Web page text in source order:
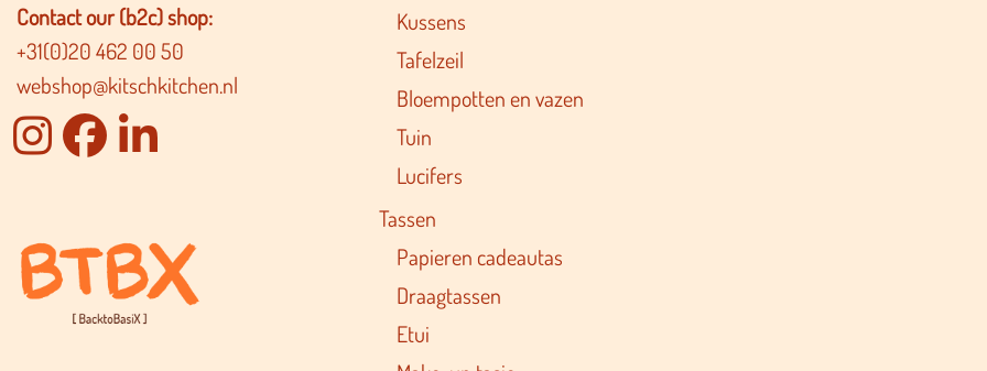
Contact our (b2c) shop:
+31(0)20 462 00 50
webshop@kitschkitchen.nl
Kussens
Tafelzeil
Bloempotten en vazen
Tuin
Lucifers
Tassen
Papieren cadeautas
Draagtassen
Etui